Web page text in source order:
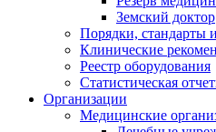
Земский доктор
Порядки, стандарты
Клинические
Реестр оборудования
Статистическая
Организации
Медицинские